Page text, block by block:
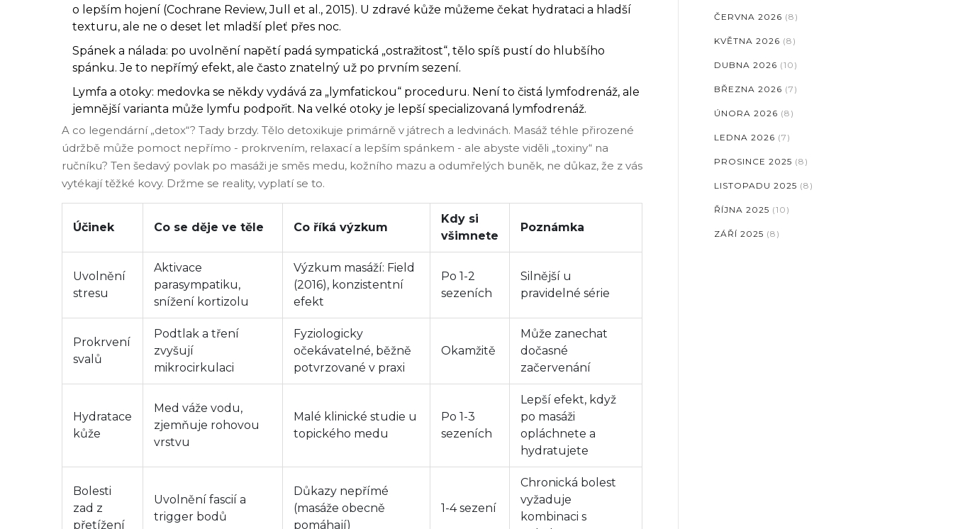
o lepším hojení (Cochrane Review, Jull et al., 2015). U zdravé kůže můžeme čekat hydrataci a hladší
texturu, ale ne o deset let mladší pleť přes noc.
Spánek a nálada: po uvolnění napětí padá sympatická „ostražitost“, tělo spíš pustí do hlubšího
spánku. Je to nepřímý efekt, ale často znatelný už po prvním sezení.
Lymfa a otoky: medovka se někdy vydává za „lymfatickou“ proceduru. Není to čistá lymfodrenáž, ale
jemnější varianta může lymfu podpořit. Na velké otoky je lepší specializovaná lymfodrenáž.
A co legendární „detox“? Tady brzdy. Tělo detoxikuje primárně v játrech a ledvinách. Masáž téhle přirozené
údržbě může pomoct nepřímo - prokrvením, relaxací a lepším spánkem - ale abyste viděli „toxiny“ na
ručníku? Ten šedavý povlak po masáži je směs medu, kožního mazu a odumřelých buněk, ne důkaz, že z vás
vytékají těžké kovy. Držme se reality, vyplatí se to.
Účinek Co se děje ve těle Co říká výzkum
Kdy si
všimnete
Poznámka
Uvolnění
stresu
Aktivace
parasympatiku,
snížení kortizolu
Výzkum masáží: Field
(2016), konzistentní
efekt
Po 1-2
sezeních
Silnější u
pravidelné série
Prokrvení
svalů
Podtlak a tření
zvyšují
mikrocirkulaci
Fyziologicky
očekávatelné, běžně
potvrzované v praxi
Okamžitě
Může zanechat
dočasné
začervenání
Hydratace
kůže
Med váže vodu,
zjemňuje rohovou
vrstvu
Malé klinické studie u
topického medu
Po 1-3
sezeních
Lepší efekt, když
po masáži
opláchnete a
hydratujete
Bolesti
zad z
přetížení
Uvolnění fascií a
trigger bodů
Důkazy nepřímé
(masáže obecně
pomáhají)
1-4 sezení
Chronická bolest
vyžaduje
kombinaci s
ČERVNA 2026 (8)
KVĚTNA 2026 (8)
DUBNA 2026 (10)
BŘEZNA 2026 (7)
ÚNORA 2026 (8)
LEDNA 2026 (7)
PROSINCE 2025 (8)
LISTOPADU 2025 (8)
ŘÍJNA 2025 (10)
ZÁŘÍ 2025 (8)